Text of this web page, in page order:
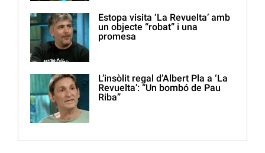
Estopa visita ‘La Revuelta’ amb
un objecte “robat” i una
promesa
L’insòlit regal d’Albert Pla a ‘La
Revuelta’: “Un bombó de Pau
Riba”